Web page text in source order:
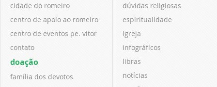
cidade do romeiro
centro de apoio ao romeiro
centro de eventos pe. vitor
contato
doação
família dos devotos
dúvidas religiosas
espiritualidade
igreja
infográficos
libras
notícias